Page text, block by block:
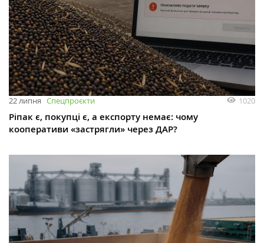
22 липня Спецпроєкти 1020
Ріпак є, покупці є, а експорту немає: чому
кооперативи «застрягли» через ДАР?